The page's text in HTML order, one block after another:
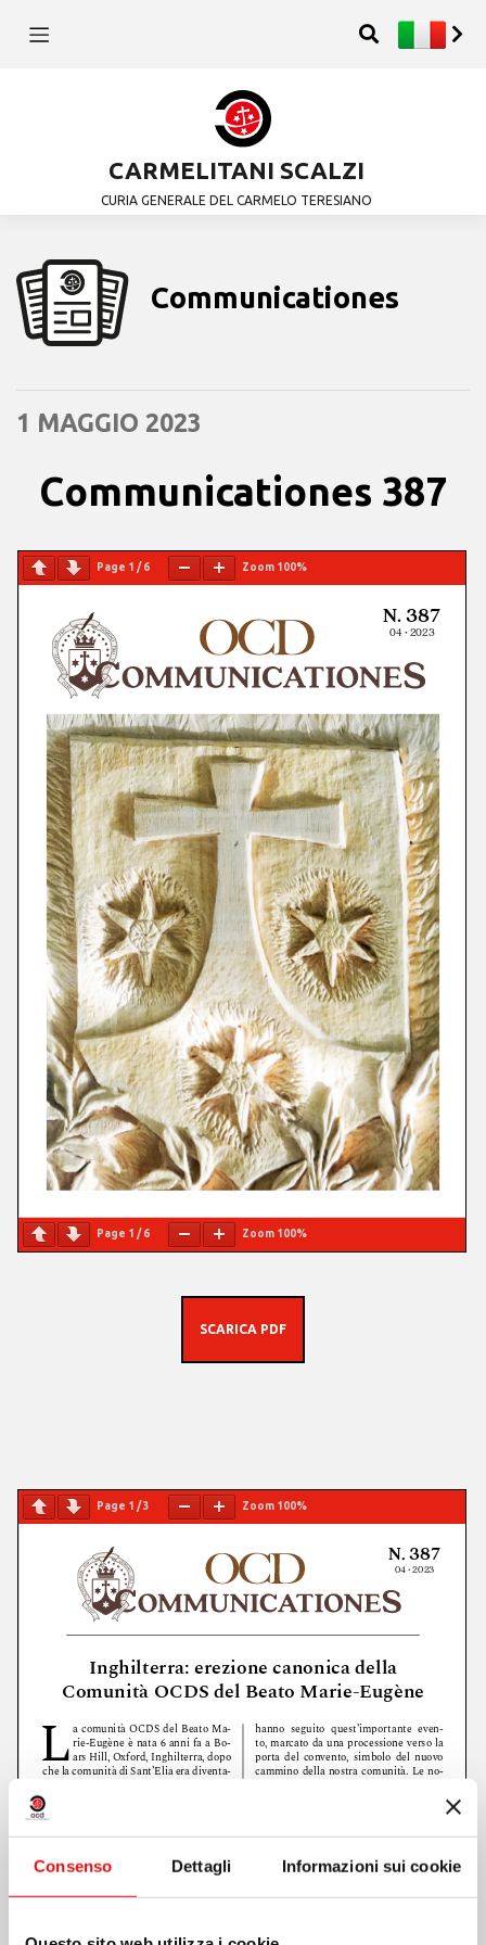
Consenso Dettagli Informazioni sui cookie
CARMELITANI SCALZI
CURIA GENERALE DEL CARMELO TERESIANO
Communicationes
1 MAGGIO 2023
Communicationes 387
Page 1 /6 Zoom 100%
Page 1 /6 Zoom 100%
SCARICA PDF
Page 1 /3 Zoom 100%